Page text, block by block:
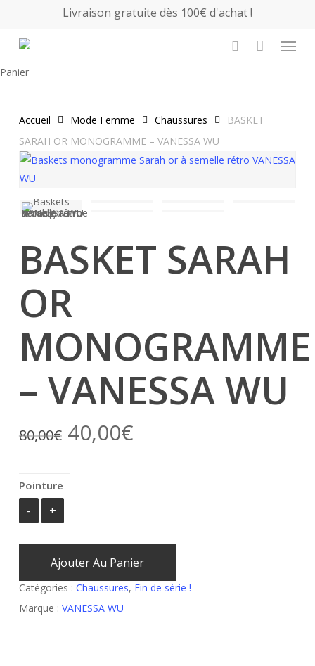
main
Livraison gratuite dès 100€ d'achat !
Menu
PanierClose
Accueil Mode Femme Chaussures
BASKET
SARAH OR MONOGRAMME – VANESSA WU
BASKET SARAH
OR
MONOGRAMME
– VANESSA WU
80,00€ Le
prix
40,00€Le
Pointure
Ajouter Au Panier
Catégories : Chaussures, Fin de série !
Marque : VANESSA WU